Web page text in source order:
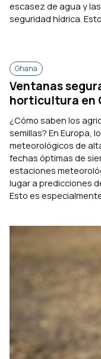
escasez de agua y
seguridad hídrica. Esto
Ghana
Ventanas
horticultura en
¿Cómo saben los
semillas? En Europa,
meteorológicos de
fechas óptimas de
estaciones
lugar a predicciones
Esto es